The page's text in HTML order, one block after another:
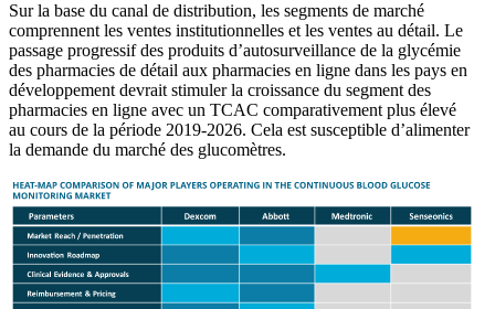
Sur la base du canal de distribution, les segments de marché
comprennent les ventes institutionnelles et les ventes au détail. Le
passage progressif des produits d’autosurveillance de la glycémie
des pharmacies de détail aux pharmacies en ligne dans les pays en
développement devrait stimuler la croissance du segment des
pharmacies en ligne avec un TCAC comparativement plus élevé
au cours de la période 2019-2026. Cela est susceptible d’alimenter
la demande du marché des glucomètres.